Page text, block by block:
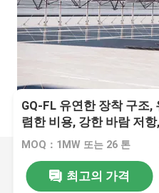
GQ-FL 유연한 장착 구조,
렴한 비용, 강한 바람 저항
MOQ：1MW 또는 26 톤
최고의 가격